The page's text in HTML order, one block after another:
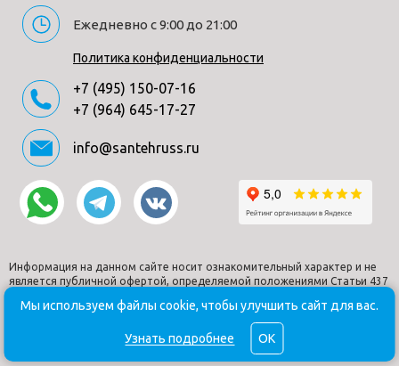
Ежедневно с 9:00 до 21:00
Политика конфиденциальности
+7 (495) 150-07-16
+7 (964) 645-17-27
info@santehruss.ru
Информация на данном сайте носит ознакомительный характер и не
является публичной офертой, определяемой положениями Статьи 437
© Santehruss.ru 2018-2026. Все права защищены. Все торговые
марки принадлежат их владельцам.
Мы используем файлы cookie, чтобы улучшить сайт для вас.
Узнать подробнее OK